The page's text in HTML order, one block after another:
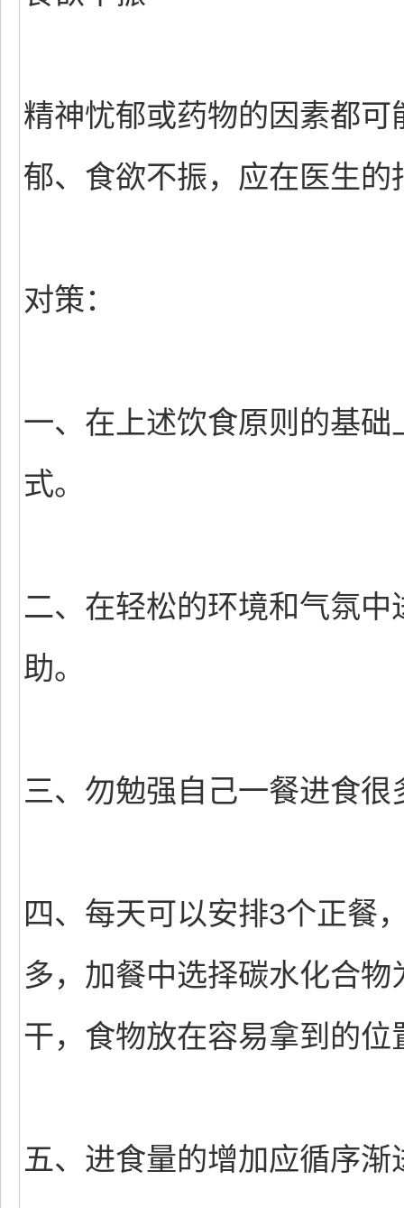
精神忧郁或药物的因素都
郁、食欲不振，应在医生
对策：
一、在上述饮食原则的基
式。
二、在轻松的环境和气氛
助。
三、勿勉强自己一餐进食很
四、每天可以安排3个正餐
多，加餐中选择碳水化合
干，食物放在容易拿到的位
五、进食量的增加应循序